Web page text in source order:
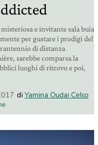
e invitante sala buia
per gustare i prodigi del
di distanza
sarebbe comparsa la
luoghi di ritrovo e poi,
di Yamina Oudai Celso